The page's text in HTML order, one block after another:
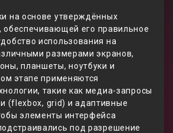
на основе утверждённых
обеспечивающей его правильное
использования на
размерами экранов,
планшеты, ноутбуки и
этапе применяются
такие как медиа-запросы
(flexbox, grid) и адаптивные
элементы интерфейса
под разрешение